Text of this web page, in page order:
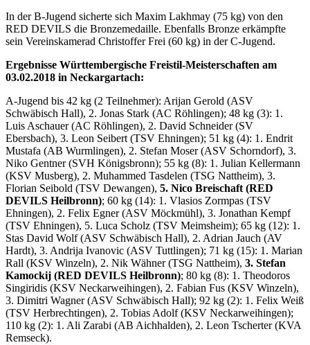
In der B-Jugend sicherte sich Maxim Lakhmay (75 kg) von den
RED DEVILS die Bronzemedaille. Ebenfalls Bronze erkämpfte
sein Vereinskamerad Christoffer Frei (60 kg) in der C-Jugend.
Ergebnisse Württembergische Freistil-Meisterschaften am
03.02.2018 in Neckargartach:
A-Jugend bis 42 kg (2 Teilnehmer): Arijan Gerold (ASV
Schwäbisch Hall), 2. Jonas Stark (AC Röhlingen); 48 kg (3): 1.
Luis Aschauer (AC Röhlingen), 2. David Schneider (SV
Ebersbach), 3. Leon Seibert (TSV Ehningen); 51 kg (4): 1. Endrit
Mustafa (AB Wurmlingen), 2. Stefan Moser (ASV Schorndorf), 3.
Niko Gentner (SVH Königsbronn); 55 kg (8): 1. Julian Kellermann
(KSV Musberg), 2. Muhammed Tasdelen (TSG Nattheim), 3.
Florian Seibold (TSV Dewangen), 5. Nico Breischaft (RED
DEVILS Heilbronn); 60 kg (14): 1. Vlasios Zormpas (TSV
Ehningen), 2. Felix Egner (ASV Möckmühl), 3. Jonathan Kempf
(TSV Ehningen), 5. Luca Scholz (TSV Meimsheim); 65 kg (12): 1.
Stas David Wolf (ASV Schwäbisch Hall), 2. Adrian Jauch (AV
Hardt), 3. Andrija Ivanovic (ASV Tuttlingen); 71 kg (15): 1. Marian
Rall (KSV Winzeln), 2. Nik Wähner (TSG Nattheim), 3. Stefan
Kamockij (RED DEVILS Heilbronn); 80 kg (8): 1. Theodoros
Singiridis (KSV Neckarweihingen), 2. Fabian Fus (KSV Winzeln),
3. Dimitri Wagner (ASV Schwäbisch Hall); 92 kg (2): 1. Felix Weiß
(TSV Herbrechtingen), 2. Tobias Adolf (KSV Neckarweihingen);
110 kg (2): 1. Ali Zarabi (AB Aichhalden), 2. Leon Tscherter (KVA
Remseck).